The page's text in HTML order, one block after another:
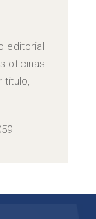
editorial
oficinas.
título,